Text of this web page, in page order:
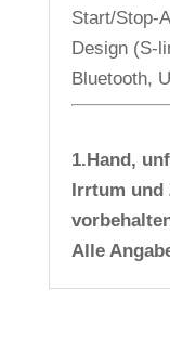
Start/Stop-
Design (S-
Bluetooth,
1.Hand,
Irrtum und
Alle